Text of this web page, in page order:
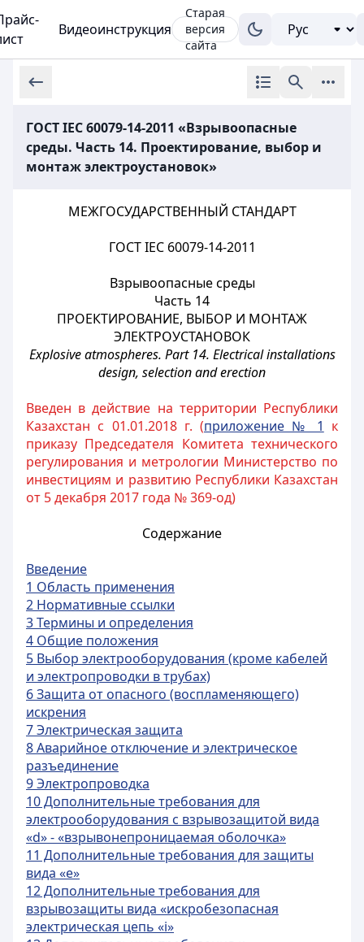
Видеоинструкция
Старая
версия
сайта
ГОСТ IEC 60079-14-2011 «Взрывоопасные
среды. Часть 14. Проектирование, выбор и
монтаж электроустановок»
МЕЖГОСУДАРСТВЕННЫЙ СТАНДАРТ
ГОСТ IEC 60079-14-2011
Взрывоопасные среды
Часть 14
ПРОЕКТИРОВАНИЕ, ВЫБОР И МОНТАЖ
ЭЛЕКТРОУСТАНОВОК
Explosive atmospheres. Part 14. Electrical installations
design, selection and erection
Введен в действие на территории Республики
Казахстан с 01.01.2018 г. (приложение № 1 к
приказу Председателя Комитета технического
регулирования и метрологии Министерство по
инвестициям и развитию Республики Казахстан
от 5 декабря 2017 года № 369-од)
Содержание
Введение
1 Область применения
2 Нормативные ссылки
3 Термины и определения
4 Общие положения
5 Выбор электрооборудования (кроме кабелей
и электропроводки в трубах)
6 Защита от опасного (воспламеняющего)
искрения
7 Электрическая защита
8 Аварийное отключение и электрическое
разъединение
9 Электропроводка
10 Дополнительные требования для
электрооборудования с взрывозащитой вида
«d» - «взрывонепроницаемая оболочка»
11 Дополнительные требования для защиты
вида «е»
12 Дополнительные требования для
взрывозащиты вида «искробезопасная
электрическая цепь «i»